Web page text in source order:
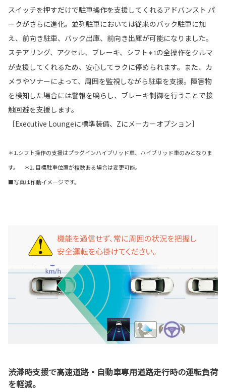
スイッチを押すだけで駐車操作を支援してくれるアドバンスト パ
ークがさらに進化。並列駐車においては従来のバック駐車に加
え、前向き駐車、バック出庫、前向き出庫が可能になりました。
ステアリング、アクセル、ブレーキ、シフト ＊1の全操作をクルマ
が支援してくれるため、安心してラクに停められます。また、カ
メラやソナーによって、周囲を監視しながら駐車を支援。障害物
を検知した場合には警報を鳴らし、ブレーキ制御を行うことで接
触回避を支援します。
［Executive Loungeに標準装備、Zにメーカーオプション］
＊1.シフト操作の支援はプラグインハイブリッド車、ハイブリッド車のみとなりま
す。
＊2. 目標駐車位置が複数ある場合は変更可能。
■写真は作動イメージです。
渋滞時支援で高速道路・自動車専用道路走行時の運転負荷
を軽減。